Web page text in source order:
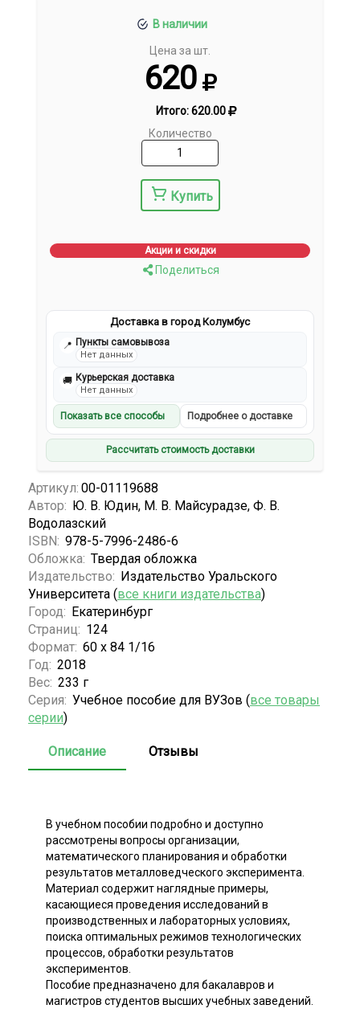
В наличии
Цена за шт.
620
Итого:620.00
Количество
Купить
Акции и скидки
Поделиться
Доставка в город Колумбус
📍 Пункты самовывоза
Нет данных
🚚 Курьерская доставка
Нет данных
Показать все способы Подробнее о доставке
Рассчитать стоимость доставки
Артикул: 00-01119688
Автор: Ю. В. Юдин, М. В. Майсурадзе, Ф. В.
Водолазский
ISBN: 978-5-7996-2486-6
Обложка: Твердая обложка
Издательство: Издательство Уральского
Университета (все книги издательства)
Город: Екатеринбург
Страниц: 124
Формат: 60 х 84 1/16
Год: 2018
Вес: 233 г
Серия: Учебное пособие для ВУЗов (все товары
серии)
Описание Отзывы
В учебном пособии подробно и доступно
рассмотрены вопросы организации,
математического планирования и обработки
результатов металловедческого эксперимента.
Материал содержит наглядные примеры,
касающиеся проведения исследований в
производственных и лабораторных условиях,
поиска оптимальных режимов технологических
процессов, обработки результатов
экспериментов.
Пособие предназначено для бакалавров и
магистров студентов высших учебных заведений.